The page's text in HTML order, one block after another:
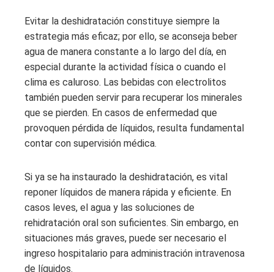
Evitar la deshidratación constituye siempre la
estrategia más eficaz; por ello, se aconseja beber
agua de manera constante a lo largo del día, en
especial durante la actividad física o cuando el
clima es caluroso. Las bebidas con electrolitos
también pueden servir para recuperar los minerales
que se pierden. En casos de enfermedad que
provoquen pérdida de líquidos, resulta fundamental
contar con supervisión médica.
Si ya se ha instaurado la deshidratación, es vital
reponer líquidos de manera rápida y eficiente. En
casos leves, el agua y las soluciones de
rehidratación oral son suficientes. Sin embargo, en
situaciones más graves, puede ser necesario el
ingreso hospitalario para administración intravenosa
de líquidos.